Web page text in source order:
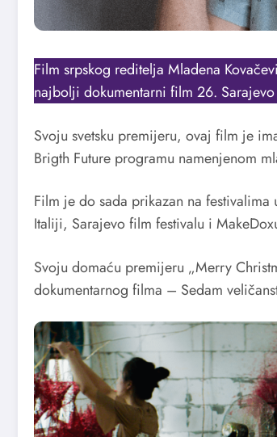
Film srpskog reditelja Mladena
najbolji dokumentarni film 26. Sarajevo
Svoju svetsku premijeru, ovaj film je
Brigth Future programu namenjenom
Film je do sada prikazan na
Italiji, Sarajevo film festivalu i
Svoju domaću premijeru „Merry
dokumentarnog filma – Sedam